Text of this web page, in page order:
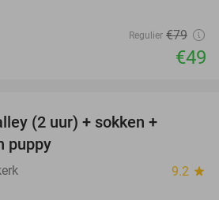
Regulier €79
€49
(2 uur) + sokken +
puppy
9.2 star